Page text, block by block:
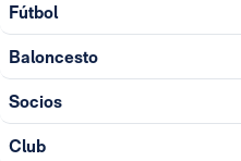
Fútbol
Baloncesto
Socios
Club